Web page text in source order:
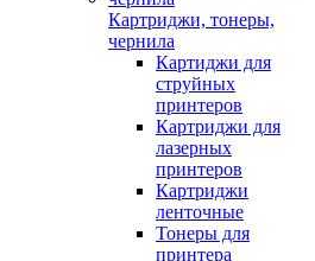
Картриджи, тонеры,
чернила
Картиджи для
струйных
принтеров
Картриджи для
лазерных
принтеров
Картриджи
ленточные
Тонеры для
принтера